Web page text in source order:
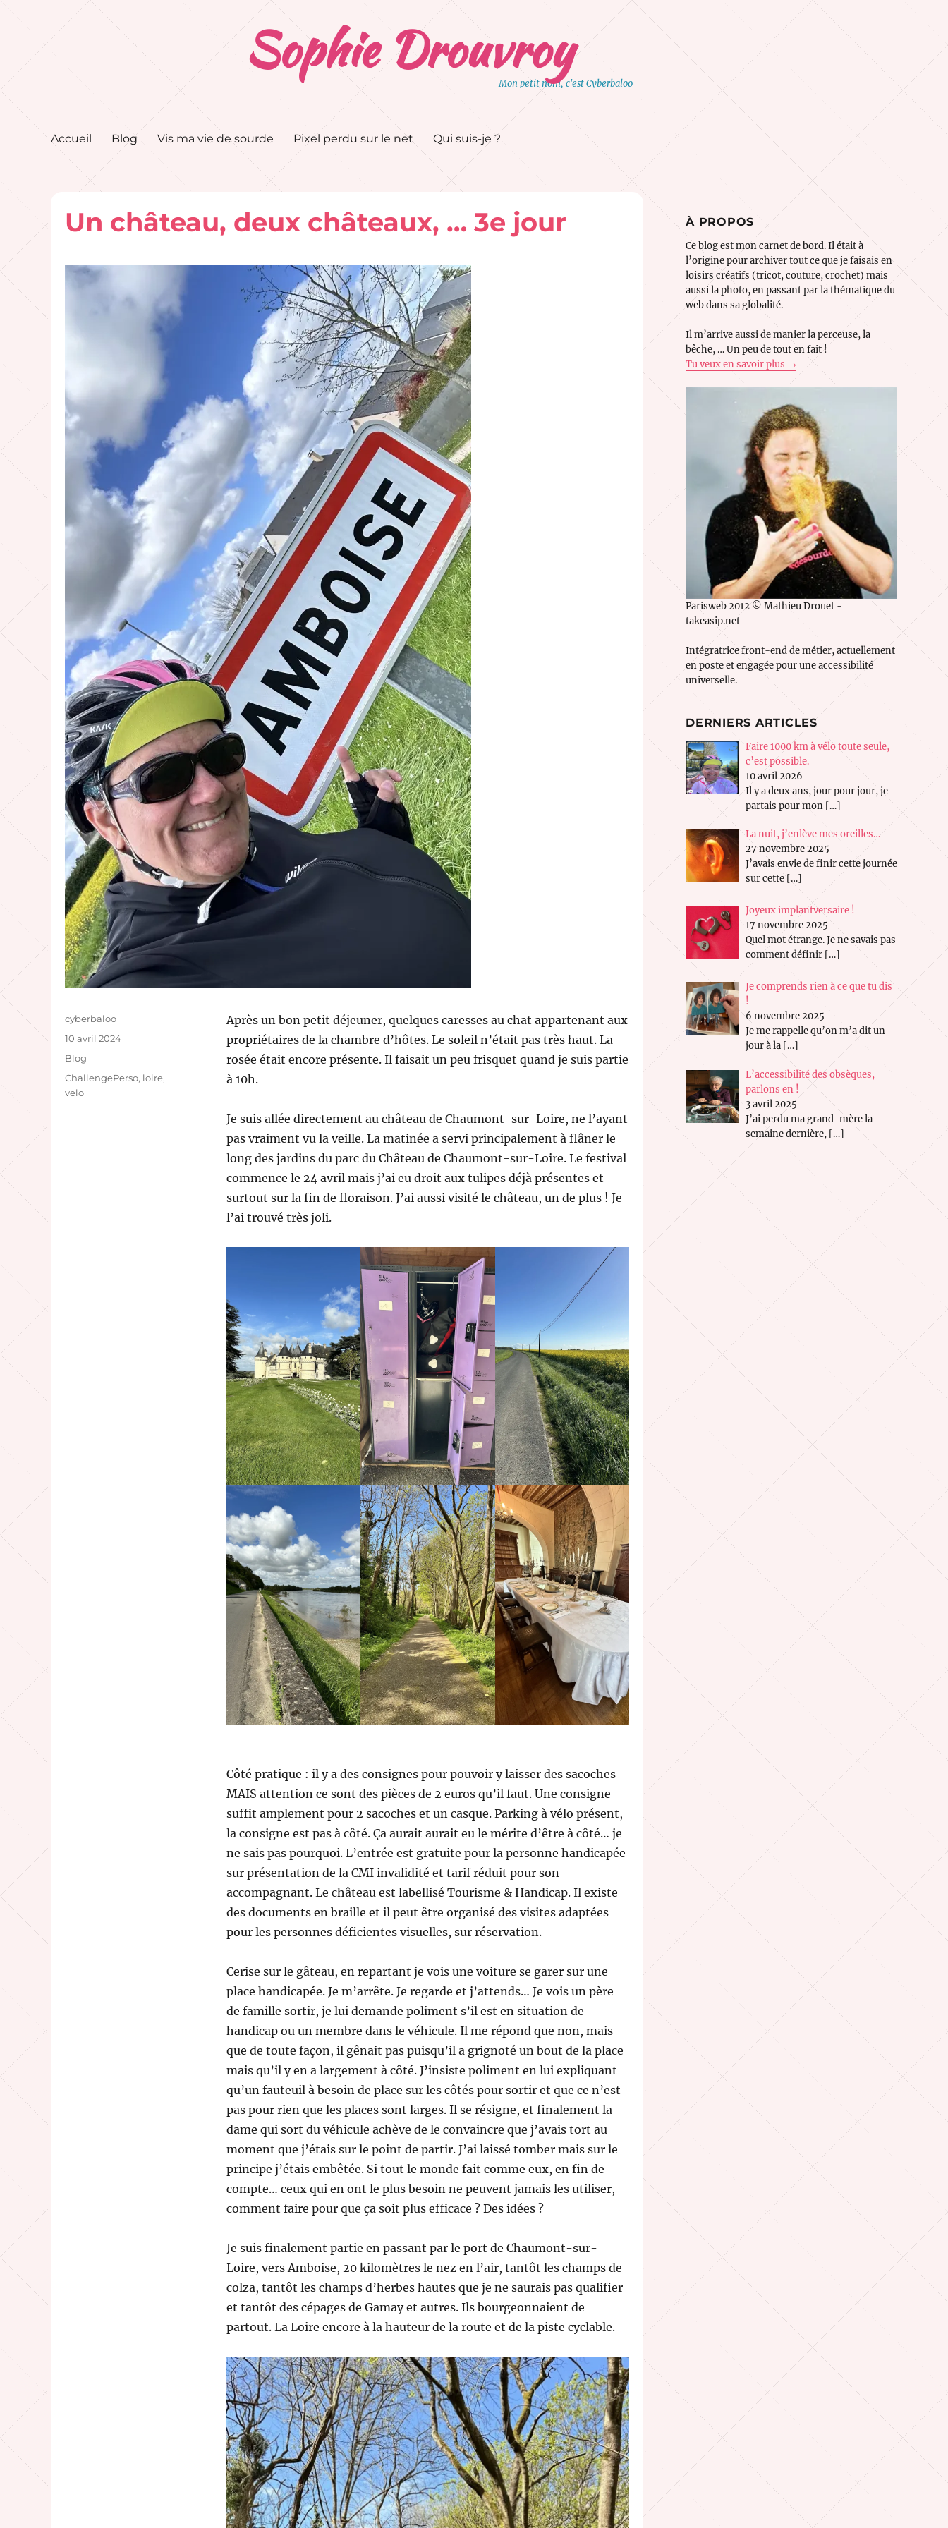
Sophie Drouvroy
Mon petit nom, c'est Cyberbaloo
Accueil Blog Vis ma vie de sourde Pixel perdu sur le net Qui suis-je ?
Un château, deux châteaux, … 3e jour
Après un bon petit déjeuner, quelques caresses au chat appartenant aux
propriétaires de la chambre d’hôtes. Le soleil n’était pas très haut. La
rosée était encore présente. Il faisait un peu frisquet quand je suis partie
à 10h.
Je suis allée directement au château de Chaumont-sur-Loire, ne l’ayant
pas vraiment vu la veille. La matinée a servi principalement à flâner le
long des jardins du parc du Château de Chaumont-sur-Loire. Le festival
commence le 24 avril mais j’ai eu droit aux tulipes déjà présentes et
surtout sur la fin de floraison. J’ai aussi visité le château, un de plus ! Je
l’ai trouvé très joli.
Côté pratique : il y a des consignes pour pouvoir y laisser des sacoches
MAIS attention ce sont des pièces de 2 euros qu’il faut. Une consigne
suffit amplement pour 2 sacoches et un casque. Parking à vélo présent,
la consigne est pas à côté. Ça aurait aurait eu le mérite d’être à côté… je
ne sais pas pourquoi. L’entrée est gratuite pour la personne handicapée
sur présentation de la CMI invalidité et tarif réduit pour son
accompagnant. Le château est labellisé Tourisme & Handicap. Il existe
des documents en braille et il peut être organisé des visites adaptées
pour les personnes déficientes visuelles, sur réservation.
Cerise sur le gâteau, en repartant je vois une voiture se garer sur une
place handicapée. Je m’arrête. Je regarde et j’attends… Je vois un père
de famille sortir, je lui demande poliment s’il est en situation de
handicap ou un membre dans le véhicule. Il me répond que non, mais
que de toute façon, il gênait pas puisqu’il a grignoté un bout de la place
mais qu’il y en a largement à côté. J’insiste poliment en lui expliquant
qu’un fauteuil à besoin de place sur les côtés pour sortir et que ce n’est
pas pour rien que les places sont larges. Il se résigne, et finalement la
dame qui sort du véhicule achève de le convaincre que j’avais tort au
moment que j’étais sur le point de partir. J’ai laissé tomber mais sur le
principe j’étais embêtée. Si tout le monde fait comme eux, en fin de
compte… ceux qui en ont le plus besoin ne peuvent jamais les utiliser,
comment faire pour que ça soit plus efficace ? Des idées ?
Je suis finalement partie en passant par le port de Chaumont-sur-
Loire, vers Amboise, 20 kilomètres le nez en l’air, tantôt les champs de
colza, tantôt les champs d’herbes hautes que je ne saurais pas qualifier
et tantôt des cépages de Gamay et autres. Ils bourgeonnaient de
partout. La Loire encore à la hauteur de la route et de la piste cyclable.
Auteur
cyberbaloo
Publié
10 avril 2024
Catégories
Blog
Étiquettes
ChallengePerso, loire,
velo
À PROPOS
Ce blog est mon carnet de bord. Il était à
l’origine pour archiver tout ce que je faisais en
loisirs créatifs (tricot, couture, crochet) mais
aussi la photo, en passant par la thématique du
web dans sa globalité.
Il m’arrive aussi de manier la perceuse, la
bêche, … Un peu de tout en fait !
Tu veux en savoir plus →
Parisweb 2012 © Mathieu Drouet -
takeasip.net
Intégratrice front-end de métier, actuellement
en poste et engagée pour une accessibilité
universelle.
DERNIERS ARTICLES
Faire 1000 km à vélo toute seule,
c’est possible.
10 avril 2026
Il y a deux ans, jour pour jour, je
partais pour mon […]
La nuit, j’enlève mes oreilles…
27 novembre 2025
J’avais envie de finir cette journée
sur cette […]
Joyeux implantversaire !
17 novembre 2025
Quel mot étrange. Je ne savais pas
comment définir […]
Je comprends rien à ce que tu dis
!
6 novembre 2025
Je me rappelle qu’on m’a dit un
jour à la […]
L’accessibilité des obsèques,
parlons en !
3 avril 2025
J’ai perdu ma grand-mère la
semaine dernière, […]